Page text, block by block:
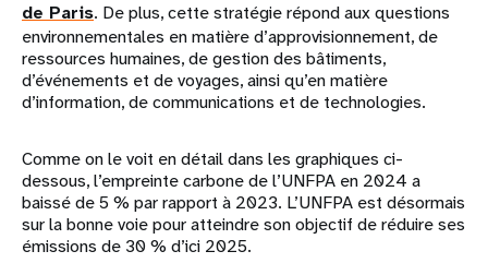
de Paris. De plus, cette stratégie répond aux questions
environnementales en matière d’approvisionnement, de
ressources humaines, de gestion des bâtiments,
d’événements et de voyages, ainsi qu’en matière
d’information, de communications et de technologies.
Comme on le voit en détail dans les graphiques ci-
dessous, l’empreinte carbone de l’UNFPA en 2024 a
baissé de 5 % par rapport à 2023. L’UNFPA est désormais
sur la bonne voie pour atteindre son objectif de réduire ses
émissions de 30 % d’ici 2025.